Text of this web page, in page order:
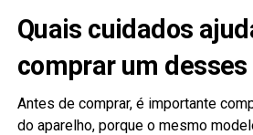
Quais cuidados
comprar um
Antes de comprar, é importante
do aparelho, porque o mesmo